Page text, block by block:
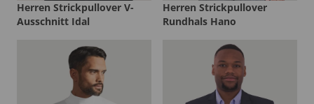
Herren Strickpullover V-
Ausschnitt Idal
Herren Strickpullover
Rundhals Hano